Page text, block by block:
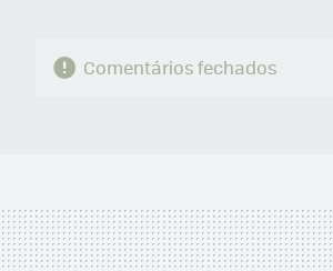
Comentários fechados